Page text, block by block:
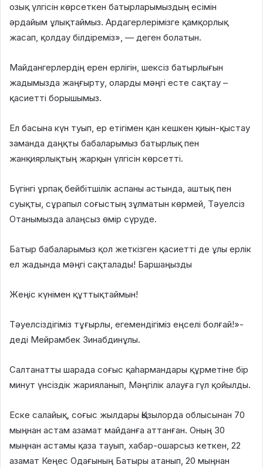
озық үлгісін көрсеткен батырларымыздың есімін
әрдайым ұлықтаймыз. Ардагерлерімізге қамқорлық
жасап, қолдау білдіреміз», — деген болатын.
Майдангерлердің ерен ерлігін, шексіз батырлығын
жадымызда жаңғырту, оларды мәңгі есте сақтау –
қасиетті борышымыз.
Ел басына күн туып, ер етігімен қан кешкен қиын-қыстау
заманда даңқты бабаларымыз батырлық пен
жанқиярлықтың жарқын үлгісін көрсетті.
Бүгінгі ұрпақ бейбітшілік аспаны астында, аштық пен
суықты, сұрапыл соғыстың зұлматын көрмей, Тәуелсіз
Отанымызда алаңсыз өмір сүруде.
Батыр бабаларымыз қол жеткізген қасиетті де ұлы ерлік
ел жадында мәңгі сақталады! Баршаңызды
Жеңіс күнімен құттықтаймын!
Тәуелсіздігіміз тұғырлы, егемендігіміз еңселі болғай!»-
деді Мейрамбек Зинабдинұлы.
Салтанатты шарада соғыс қаhармандары құрметіне бір
минут үнсіздік жарияланып, Мәңгілік алауға гүл қойылды.
Еске салайық, соғыс жылдары Қызылорда облысынан 70
мыңнан астам азамат майданға аттанған. Оның 30
мыңнан астамы қаза тауып, хабар-ошарсыз кеткен, 22
азамат Кеңес Одағының Батыры атанып, 20 мыңнан